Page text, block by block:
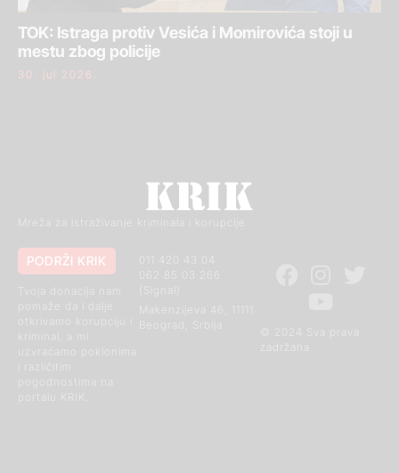
TOK: Istraga protiv Vesića i Momirovića stoji u
mestu zbog policije
30. jul 2026.
Mreža za istraživanje kriminala i korupcije
© 2024 Sva prava
011 420 43 04
Makenzijeva 46, 11111
PODRŽI KRIK
otkrivamo korupciju i
kriminal, a mi
uzvraćamo poklonima
i različitim
pogodnostima na
portalu KRIK.